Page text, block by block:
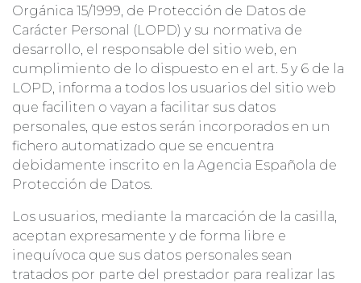
Orgánica 15/1999, de Protección de Datos de
Carácter Personal (LOPD) y su normativa de
desarrollo, el responsable del sitio web, en
cumplimiento de lo dispuesto en el art. 5 y 6 de la
LOPD, informa a todos los usuarios del sitio web
que faciliten o vayan a facilitar sus datos
personales, que estos serán incorporados en un
fichero automatizado que se encuentra
debidamente inscrito en la Agencia Española de
Protección de Datos.
Los usuarios, mediante la marcación de la casilla,
aceptan expresamente y de forma libre e
inequívoca que sus datos personales sean
tratados por parte del prestador para realizar las